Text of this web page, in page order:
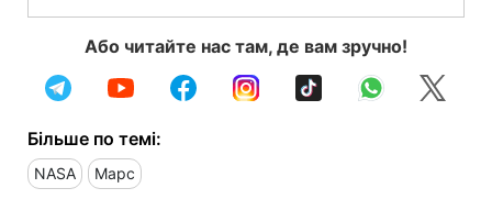
Або читайте нас там, де вам зручно!
Більше по темі:
NASA Марс